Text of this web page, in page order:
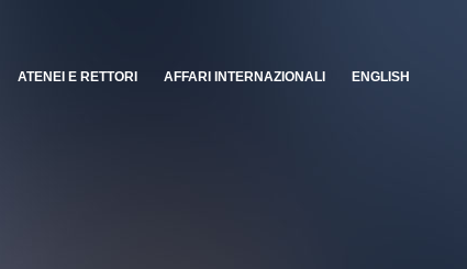
ATENEI E RETTORI AFFARI INTERNAZIONALI ENGLISH